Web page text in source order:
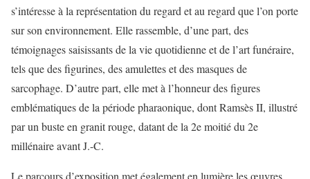
s’intéresse à la représentation du regard et au regard que l’on porte
sur son environnement. Elle rassemble, d’une part, des
témoignages saisissants de la vie quotidienne et de l’art funéraire,
tels que des figurines, des amulettes et des masques de
sarcophage. D’autre part, elle met à l’honneur des figures
emblématiques de la période pharaonique, dont Ramsès II, illustré
par un buste en granit rouge, datant de la 2e moitié du 2e
millénaire avant J.-C.
Le parcours d’exposition met également en lumière les œuvres